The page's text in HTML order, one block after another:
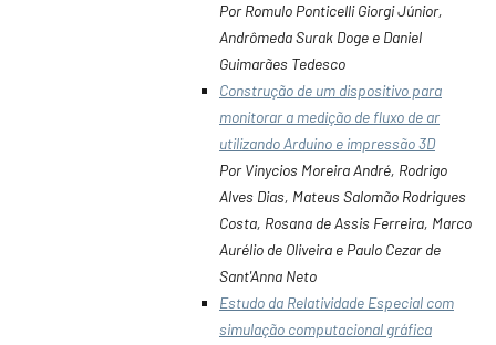
Por Romulo Ponticelli Giorgi Júnior,
Andrômeda Surak Doge e Daniel
Guimarães Tedesco
Construção de um dispositivo para
monitorar a medição de fluxo de ar
utilizando Arduino e impressão 3D
Por Vinycios Moreira André, Rodrigo
Alves Dias, Mateus Salomão Rodrigues
Costa, Rosana de Assis Ferreira, Marco
Aurélio de Oliveira e Paulo Cezar de
Sant'Anna Neto
Estudo da Relatividade Especial com
simulação computacional gráfica